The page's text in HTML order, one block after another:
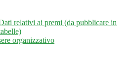
relativi ai premi (da pubblicare in
organizzativo